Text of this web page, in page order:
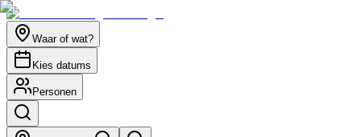
Waar of wat?
Kies datums
Personen